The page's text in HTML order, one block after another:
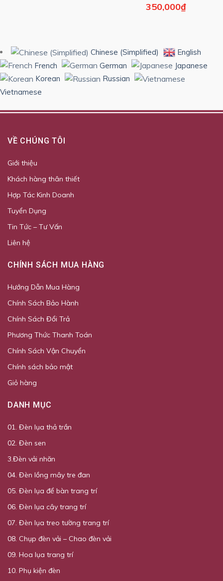
350,000₫
Chinese (Simplified)
English
French
German
Japanese
Korean
Russian
Vietnamese
VỀ CHÚNG TÔI
Giới thiệu
Khách hàng thân thiết
Hợp Tác Kinh Doanh
Tuyển Dụng
Tin Tức – Tư Vấn
Liên hệ
CHÍNH SÁCH MUA HÀNG
Hướng Dẫn Mua Hàng
Chính Sách Bảo Hành
Chính Sách Đổi Trả
Phương Thức Thanh Toán
Chính Sách Vận Chuyển
Chính sách bảo mật
Giỏ hàng
DANH MỤC
01. Đèn lụa thả trần
02. Đèn sen
3.Đèn vải nhăn
04. Đèn lồng mây tre đan
05. Đèn lụa để bàn trang trí
06. Đèn lụa cây trang trí
07. Đèn lụa treo tường trang trí
08. Chụp đèn vải – Chao đèn vải
09. Hoa lụa trang trí
10. Phụ kiện đèn